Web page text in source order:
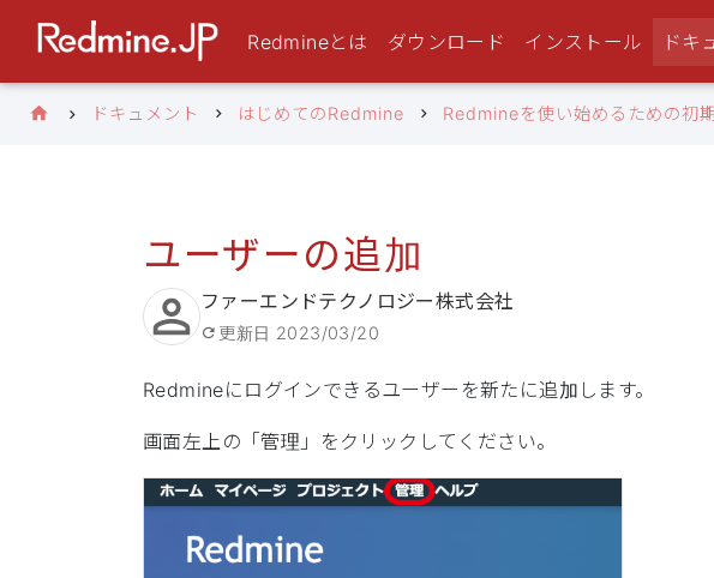
Redmineとは ダウンロード インストール ドキ
ドキュメント はじめてのRedmine Redmineを使い始めるための初
ユーザーの追加
ファーエンドテクノロジー株式会社
更新日 2023/03/20
Redmineにログインできるユーザーを新たに追加します。
画面左上の「管理」をクリックしてください。